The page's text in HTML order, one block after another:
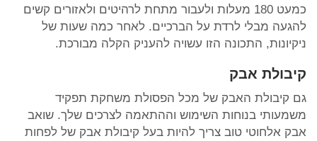
כמעט 180 מעלות ולעבור מתחת לרהיטים ולאזורים קשים
להגעה מבלי לרדת על הברכיים. לאחר כמה שעות של
ניקיונות, התכונה הזו עשויה להעניק הקלה מבורכת.
קיבולת אבק
גם קיבולת האבק של מכל הפסולת משחקת תפקיד
משמעותי בנוחות השימוש וההתאמה לצרכים שלך. שואב
אבק אלחוטי טוב צריך להיות בעל קיבולת אבק של לפחות